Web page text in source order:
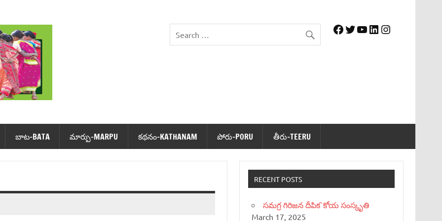
Facebook
Twitter
YouTube
LinkedIn
Instagram
బాట‌-BATA మార్పు-MARPU క‌థ‌నం-KATHANAM పోరు-PORU తీరు-TEERU
RECENT POSTS
సమగ్ర గిరిజన దీపిక`కోయ సంస్కృతి
March 17, 2025